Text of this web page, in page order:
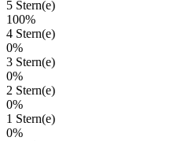
5 Stern(e)
100%
4 Stern(e)
0%
3 Stern(e)
0%
2 Stern(e)
0%
1 Stern(e)
0%